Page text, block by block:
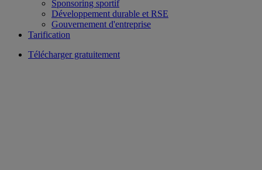
Sponsoring sportif
Développement durable et RSE
Gouvernement d'entreprise
Tarification
Télécharger gratuitement